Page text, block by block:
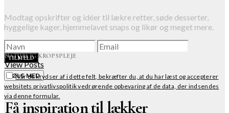
NATURLIG KROPSPLEJE
View Posts
FØLG MED
Få inspiration til lækker
Modtag opskrifter og idéer til lækre retter, søde desserter,
hyggelige kager, hjemmelavet snaps og likør og meget mere.
TILMELD
Når du krydser af i dette felt, bekræfter du, at du har læst og accepterer
websitets privatlivspolitik vedrørende opbevaring af de data, der indsendes
via denne formular.